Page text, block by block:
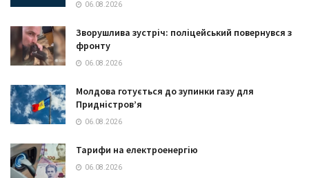
06.08.2026
Зворушлива зустріч: поліцейський повернувся з
фронту
06.08.2026
Молдова готується до зупинки газу для
Придністров’я
06.08.2026
Тарифи на електроенергію
06.08.2026